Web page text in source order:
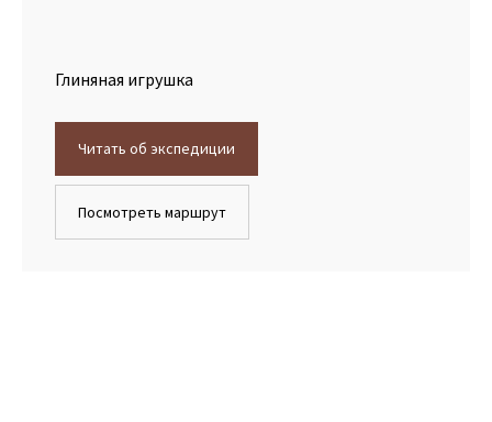
Глиняная игрушка
Читать об экспедиции
Посмотреть маршрут